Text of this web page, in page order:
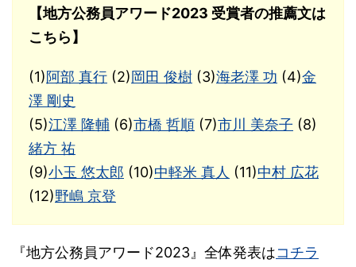
【地方公務員アワード2023 受賞者の推薦文は
こちら】
(1)阿部 真行 (2)岡田 俊樹 (3)海老澤 功 (4)金
澤 剛史
(5)江澤 隆輔 (6)市橋 哲順 (7)市川 美奈子 (8)
緒方 祐
(9)小玉 悠太郎 (10)中軽米 真人 (11)中村 広花
(12)野嶋 京登
『地方公務員アワード2023』全体発表はコチラ